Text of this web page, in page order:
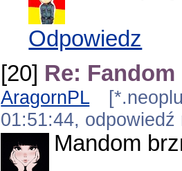
Odpowiedz
[20] Re:
AragornPL
01:51:44,
Mandom